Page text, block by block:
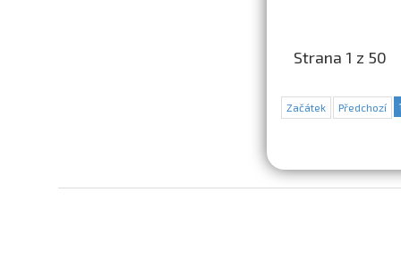
Strana 1 z 50
Začátek Předchozí